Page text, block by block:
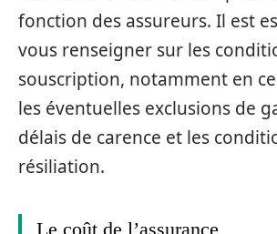
fonction des assureurs. Il est
vous renseigner sur les
souscription, notamment en
les éventuelles exclusions de
délais de carence et les
résiliation.
Le coût de l’assurance